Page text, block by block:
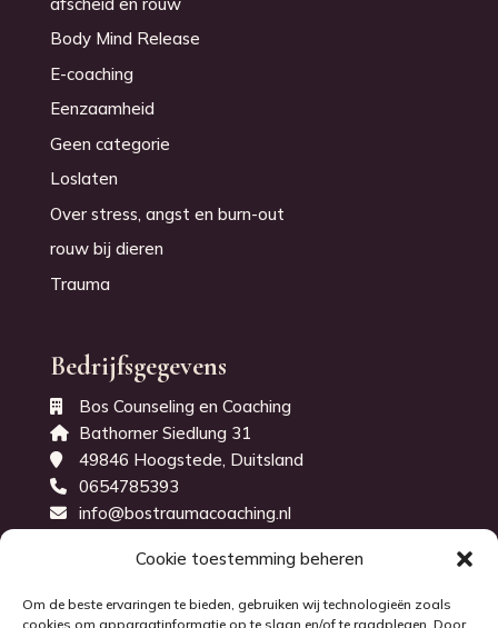
Cookie toestemming beheren
Om de beste ervaringen te bieden, gebruiken wij technologieën zoals
cookies om apparaatinformatie op te slaan en/of te raadplegen. Door
Body Mind Release
E-coaching
Eenzaamheid
Geen categorie
Loslaten
Over stress, angst en burn-out
rouw bij dieren
Trauma
Bedrijfsgegevens
Bos Counseling en Coaching
Bathorner Siedlung 31
49846 Hoogstede, Duitsland
0654785393
info@bostraumacoaching.nl
KvK-nummer: 71843914